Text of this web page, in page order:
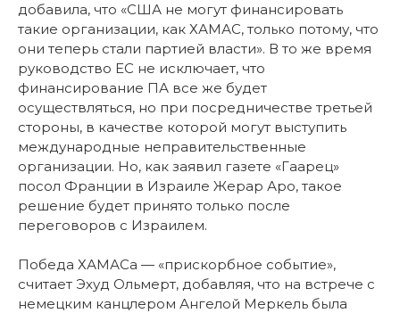
добавила, что «США не могут финансировать
такие организации, как ХАМАС, только потому, что
они теперь стали партией власти». В то же время
руководство ЕС не исключает, что
финансирование ПА все же будет
осуществляться, но при посредничестве третьей
стороны, в качестве которой могут выступить
международные неправительственные
организации. Но, как заявил газете «Гаарец»
посол Франции в Израиле Жерар Аро, такое
решение будет принято только после
переговоров с Израилем.
Победа ХАМАСа — «прискорбное событие»,
считает Эхуд Ольмерт, добавляя, что на встрече с
немецким канцлером Ангелой Меркель была